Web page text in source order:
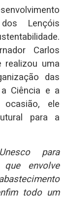
Lençóis
Carlos
realizou uma
das
Ciência e a
ele
para a
para
envolve
todo um